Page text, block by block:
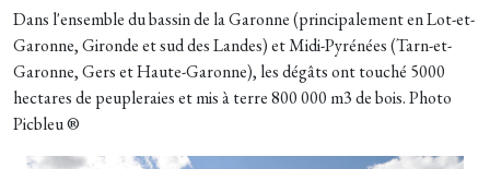
Dans l'ensemble du bassin de la Garonne (principalement en Lot-et-
Garonne, Gironde et sud des Landes) et Midi-Pyrénées (Tarn-et-
Garonne, Gers et Haute-Garonne), les dégâts ont touché 5000
hectares de peupleraies et mis à terre 800 000 m3 de bois. Photo
Picbleu ®